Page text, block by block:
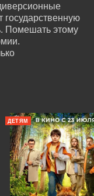
государственную
Помешать этому
ДЕТЯМ